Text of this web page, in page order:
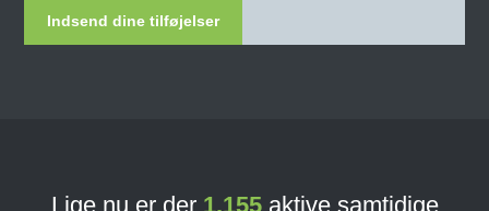
Indsend dine tilføjelser
Lige nu er der 1.155aktive samtidige